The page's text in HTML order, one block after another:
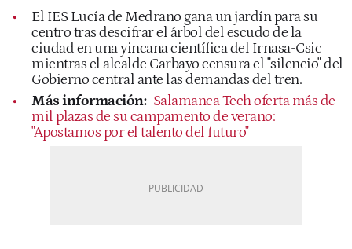
El IES Lucía de Medrano gana un jardín para su
centro tras descifrar el árbol del escudo de la
ciudad en una yincana científica del Irnasa-Csic
mientras el alcalde Carbayo censura el "silencio" del
Gobierno central ante las demandas del tren.
Más información: Salamanca Tech oferta más de
mil plazas de su campamento de verano:
"Apostamos por el talento del futuro"